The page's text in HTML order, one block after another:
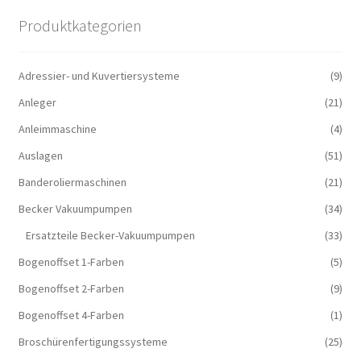
Produktkategorien
Adressier- und Kuvertiersysteme
(9)
Anleger
(21)
Anleimmaschine
(4)
Auslagen
(51)
Banderoliermaschinen
(21)
Becker Vakuumpumpen
(34)
Ersatzteile Becker-Vakuumpumpen
(33)
Bogenoffset 1-Farben
(5)
Bogenoffset 2-Farben
(9)
Bogenoffset 4-Farben
(1)
Broschürenfertigungssysteme
(25)